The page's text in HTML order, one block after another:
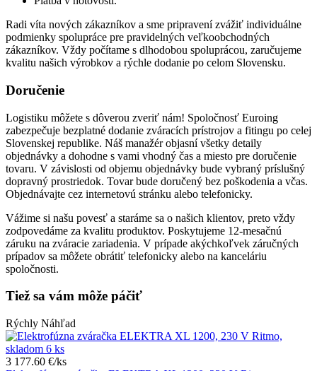
Radi víta nových zákazníkov a sme pripravení zvážiť individuálne
podmienky spolupráce pre pravidelných veľkoobchodných
zákazníkov. Vždy počítame s dlhodobou spoluprácou, zaručujeme
kvalitu našich výrobkov a rýchle dodanie po celom Slovensku.
Doručenie
Logistiku môžete s dôverou zveriť nám! Spoločnosť Euroing
zabezpečuje bezplatné dodanie zváracích prístrojov a fitingu po celej
Slovenskej republike. Náš manažér objasní všetky detaily
objednávky a dohodne s vami vhodný čas a miesto pre doručenie
tovaru. V závislosti od objemu objednávky bude vybraný príslušný
dopravný prostriedok. Tovar bude doručený bez poškodenia a včas.
Objednávajte cez internetovú stránku alebo telefonicky.
Vážime si našu povesť a staráme sa o našich klientov, preto vždy
zodpovedáme za kvalitu produktov. Poskytujeme 12-mesačnú
záruku na zváracie zariadenia. V prípade akýchkoľvek záručných
prípadov sa môžete obrátiť telefonicky alebo na kanceláriu
spoločnosti.
Tiež sa vám môže páčiť
Rýchly Náhľad
3 177.60 €/ks